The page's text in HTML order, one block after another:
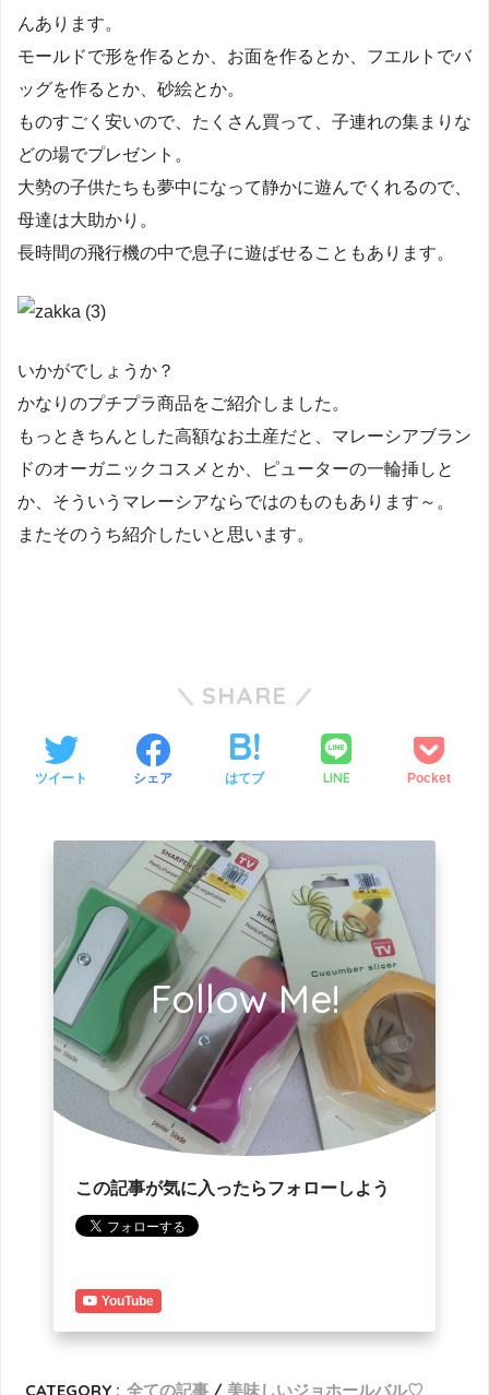
んあります。
モールドで形を作るとか、お面を作るとか、フエルトでバ
ッグを作るとか、砂絵とか。
ものすごく安いので、たくさん買って、子連れの集まりな
どの場でプレゼント。
大勢の子供たちも夢中になって静かに遊んでくれるので、
母達は大助かり。
長時間の飛行機の中で息子に遊ばせることもあります。
いかがでしょうか？
かなりのプチプラ商品をご紹介しました。
もっときちんとした高額なお土産だと、マレーシアブラン
ドのオーガニックコスメとか、ピューターの一輪挿しと
か、そういうマレーシアならではのものもあります～。
またそのうち紹介したいと思います。
SHARE
ツイート シェア はてブ LINE Pocket
Follow Me!
この記事が気に入ったらフォローしよう
YouTube
CATEGORY : 全ての記事
美味しいジョホールバル♡